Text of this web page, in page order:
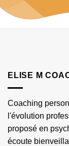
ELISE M
Coaching
l'évolution
proposé en
écoute